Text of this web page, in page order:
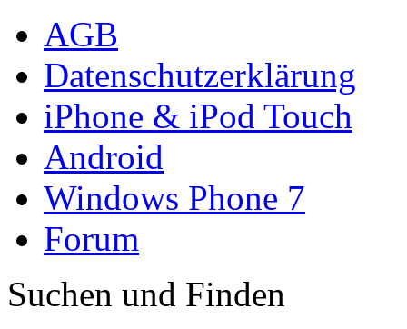
AGB
Datenschutzerklärung
iPhone & iPod Touch
Android
Windows Phone 7
Forum
Suchen und Finden